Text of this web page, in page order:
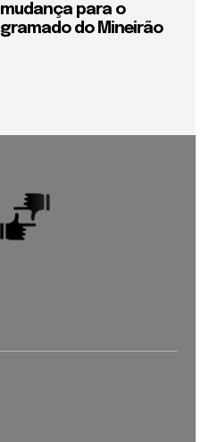
mudança para o
gramado do Mineirão